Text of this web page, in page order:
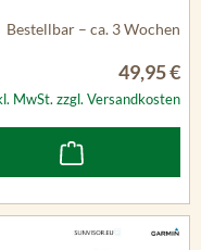
Bestellbar – ca. 3 Wochen
49,95 €
MwSt. zzgl. Versandkosten